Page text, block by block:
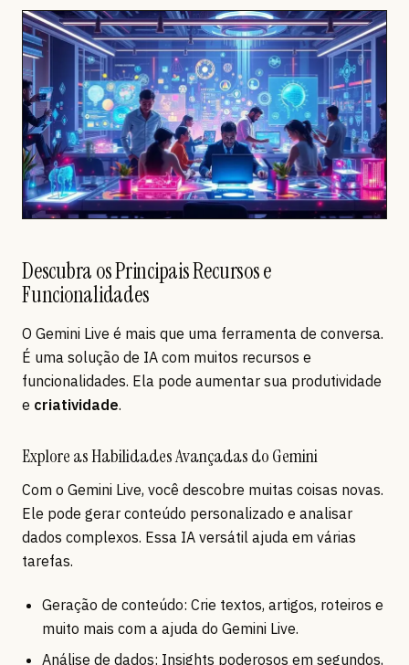
Descubra os Principais Recursos e
Funcionalidades
O Gemini Live é mais que uma ferramenta de conversa.
É uma solução de IA com muitos recursos e
funcionalidades. Ela pode aumentar sua produtividade
e criatividade.
Explore as Habilidades Avançadas do Gemini
Com o Gemini Live, você descobre muitas coisas novas.
Ele pode gerar conteúdo personalizado e analisar
dados complexos. Essa IA versátil ajuda em várias
tarefas.
Geração de conteúdo: Crie textos, artigos, roteiros e
muito mais com a ajuda do Gemini Live.
Análise de dados: Insights poderosos em segundos,